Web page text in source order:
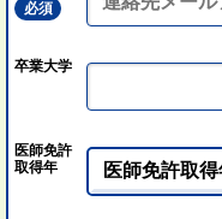
必須
卒業大学
医師免許
取得年